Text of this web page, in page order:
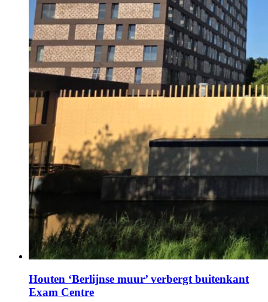
Houten ‘Berlijnse muur’ verbergt buitenkant
Exam Centre